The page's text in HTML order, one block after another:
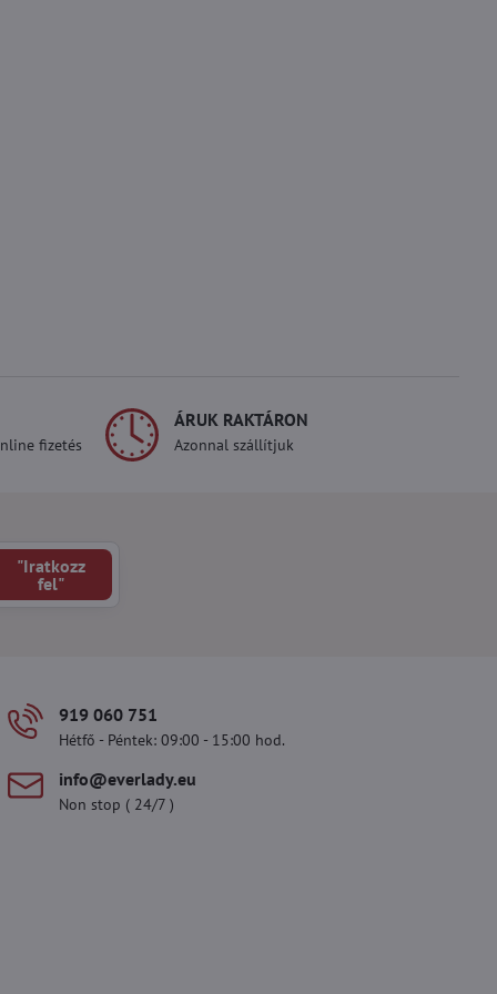
fizetés
ÁRUK RAKTÁRON
Azonnal szállítjuk
"Iratkozz
fel"
919 060 751
Hétfő - Péntek: 09:00 - 15:00 hod.
info​@everlady​.eu
Non stop ( 24/7 )